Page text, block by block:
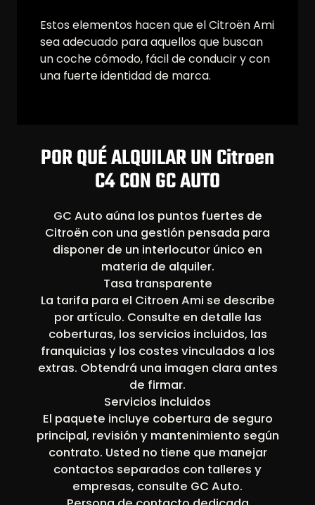
Estos elementos hacen que el Citroën Ami
sea adecuado para aquellos que buscan
un coche cómodo, fácil de conducir y con
una fuerte identidad de marca.
POR QUÉ ALQUILAR UN Citroen
C4 CON GC AUTO
GC Auto aúna los puntos fuertes de
Citroën con una gestión pensada para
disponer de un interlocutor único en
materia de alquiler.
Tasa transparente
La tarifa para el Citroen Ami se describe
por artículo. Consulte en detalle las
coberturas, los servicios incluidos, las
franquicias y los costes vinculados a los
extras. Obtendrá una imagen clara antes
de firmar.
Servicios incluidos
El paquete incluye cobertura de seguro
principal, revisión y mantenimiento según
contrato. Usted no tiene que manejar
contactos separados con talleres y
empresas, consulte GC Auto.